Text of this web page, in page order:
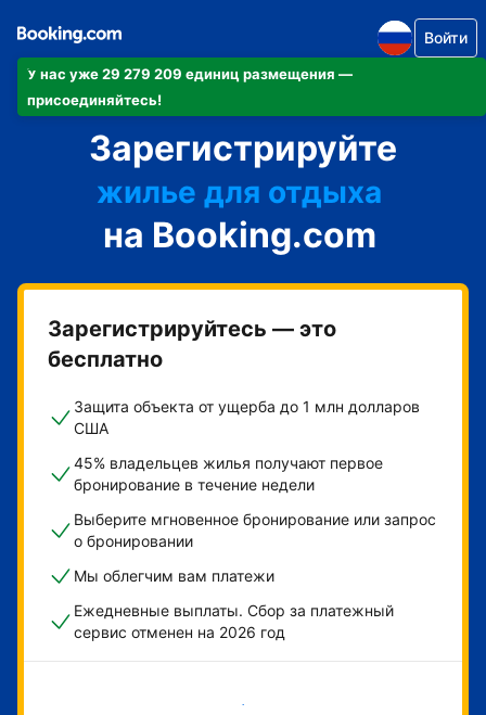
У нас уже 29 279 209 единиц размещения —
присоединяйтесь!
Войти
Зарегистрируйте
апартаменты/квартиру
отель
жилье для отдыха
гостевой дом
мини-отель
на Booking.com
Зарегистрируйтесь — это
бесплатно
Защита объекта от ущерба до 1 млн долларов
США
45% владельцев жилья получают первое
бронирование в течение недели
Выберите мгновенное бронирование или запрос
о бронировании
Мы облегчим вам платежи
Ежедневные выплаты. Сбор за платежный
сервис отменен на 2026 год
Начать